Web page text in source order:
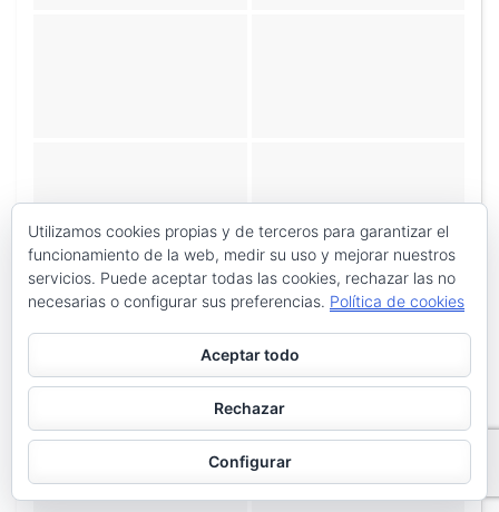
Utilizamos cookies propias y de terceros para garantizar el
funcionamiento de la web, medir su uso y mejorar nuestros
servicios. Puede aceptar todas las cookies, rechazar las no
necesarias o configurar sus preferencias. Política de cookies
Aceptar todo
Rechazar
Configurar